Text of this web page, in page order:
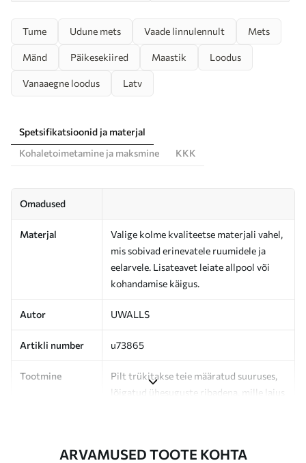
Tume Udune mets Vaade linnulennult Mets
Mänd Päikesekiired Maastik Loodus
Vanaaegne loodus Latv
Spetsifikatsioonid ja materjal
Kohaletoimetamine ja maksmine
KKK
Omadused
Materjal
Valige kolme kvaliteetse materjali vahel,
mis sobivad erinevatele ruumidele ja
eelarvele. Lisateavet leiate allpool või
kohandamise käigus.
Autor UWALLS
Artikli number u73865
Tootmine
Pilt trükitakse teie määratud suuruses,
lõigatud ühesuguste ribadena, mille laius
ARVAMUSED TOOTE KOHTA